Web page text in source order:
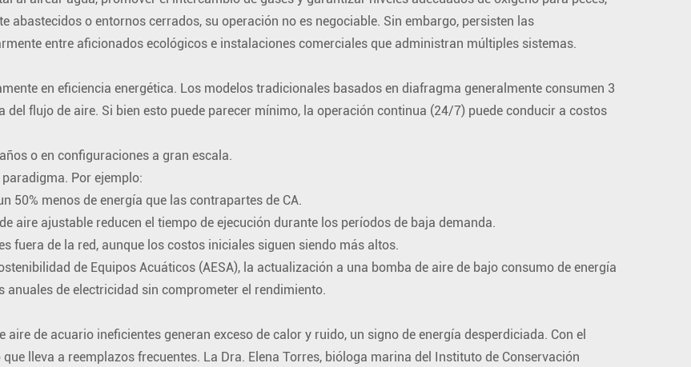
abastecidos o entornos cerrados, su operación no es negociable. Sin embargo, persisten las
entre aficionados ecológicos e instalaciones comerciales que administran múltiples sistemas.
en eficiencia energética. Los modelos tradicionales basados ​​en diafragma generalmente consumen 3
flujo de aire. Si bien esto puede parecer mínimo, la operación continua (24/7) puede conducir a costos
o en configuraciones a gran escala.
Por ejemplo:
50% menos de energía que las contrapartes de CA.
aire ajustable reducen el tiempo de ejecución durante los períodos de baja demanda.
fuera de la red, aunque los costos iniciales siguen siendo más altos.
de Equipos Acuáticos (AESA), la actualización a una bomba de aire de bajo consumo de energía
de electricidad sin comprometer el rendimiento.
de acuario ineficientes generan exceso de calor y ruido, un signo de energía desperdiciada. Con el
lleva a reemplazos frecuentes. La Dra. Elena Torres, bióloga marina del Instituto de Conservación